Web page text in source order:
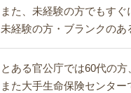
また、未経験の方でもすぐ
未経験の方・ブランクのあ
とある官公庁では60代の
また大手生命保険センタ